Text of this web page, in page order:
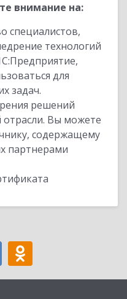
внимание на:
специалистов,
технологий
для
задач.
решений
Вы можете
содержащему
партнерами